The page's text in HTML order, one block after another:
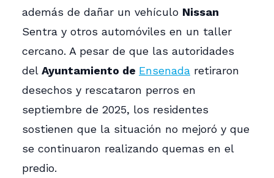
además de dañar un vehículo Nissan
Sentra y otros automóviles en un taller
cercano. A pesar de que las autoridades
del Ayuntamiento de Ensenada retiraron
desechos y rescataron perros en
septiembre de 2025, los residentes
sostienen que la situación no mejoró y que
se continuaron realizando quemas en el
predio.